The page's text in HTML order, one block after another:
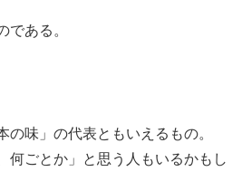
である。
の味」の代表ともいえるもの。
何ごとか」と思う人もいるかもし